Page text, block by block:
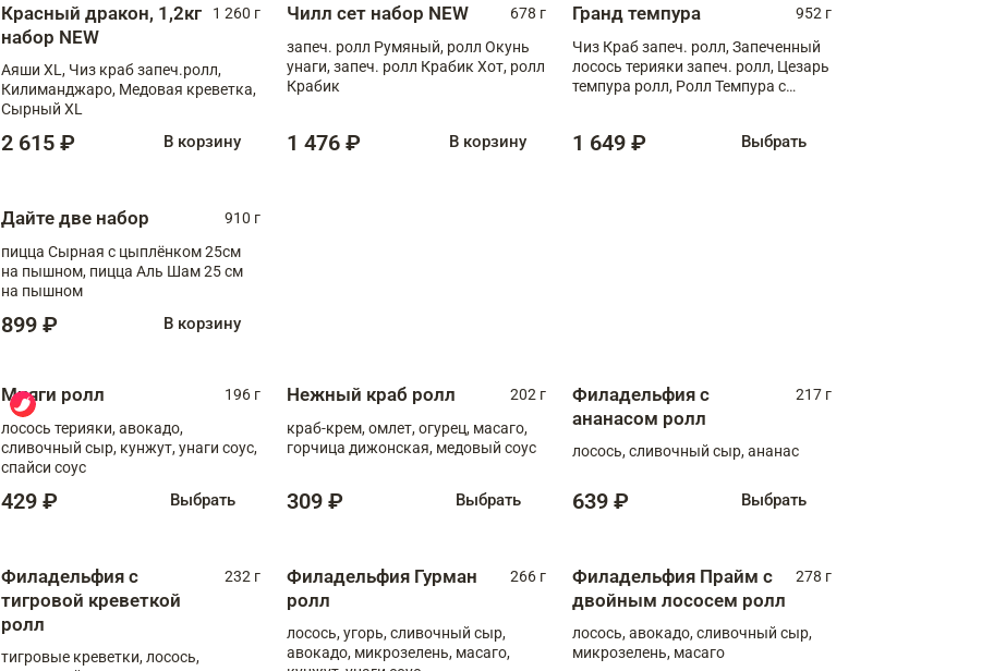
Красный дракон, 1,2кг
набор NEW
1 260 г
Аяши XL, Чиз краб запеч.ролл,
Килиманджаро, Медовая креветка,
Сырный XL
2 615 ₽ В корзину
Чилл сет набор NEW
678 г
запеч. ролл Румяный, ролл Окунь
унаги, запеч. ролл Крабик Хот, ролл
Крабик
1 476 ₽ В корзину
Гранд темпура
952 г
Чиз Краб запеч. ролл, Запеченный
лосось терияки запеч. ролл, Цезарь
темпура ролл, Ролл Темпура с
1 649 ₽ Выбрать
Дайте две набор
910 г
пицца Сырная с цыплёнком 25см
на пышном, пицца Аль Шам 25 см
на пышном
899 ₽ В корзину
Мияги ролл
196 г
лосось терияки, авокадо,
сливочный сыр, кунжут, унаги соус,
спайси соус
429 ₽ Выбрать
Нежный краб ролл
202 г
краб-крем, омлет, огурец, масаго,
горчица дижонская, медовый соус
309 ₽ Выбрать
Филадельфия с
ананасом ролл
217 г
лосось, сливочный сыр, ананас
639 ₽ Выбрать
Филадельфия с
тигровой креветкой
ролл
232 г
тигровые креветки, лосось,
Филадельфия Гурман
ролл
266 г
лосось, угорь, сливочный сыр,
авокадо, микрозелень, масаго,
Филадельфия Прайм с
двойным лососем ролл
278 г
лосось, авокадо, сливочный сыр,
микрозелень, масаго